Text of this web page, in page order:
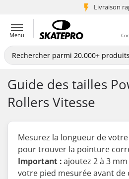
Livraison
+5 mio de
Menu
Guide des tailles
Rollers Vitesse
Mesurez la longueur de
pour trouver la pointure
Important :ajoutez 2 à 3
votre pied mesuréeavant de